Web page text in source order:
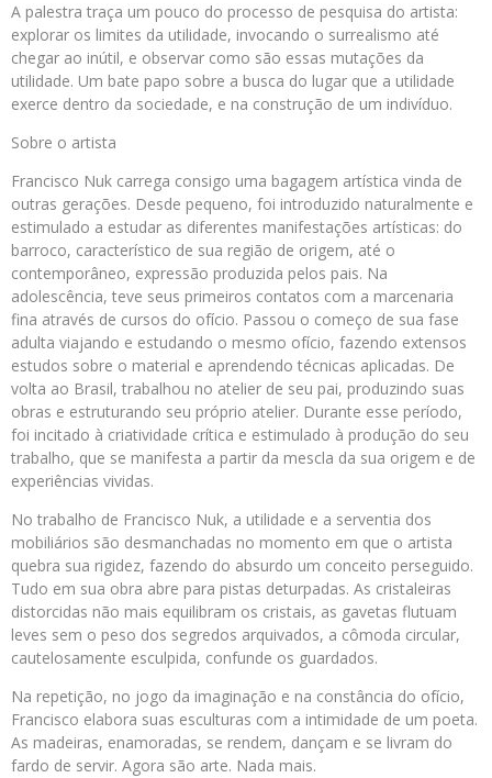
A palestra traça um pouco do processo de pesquisa do artista:
explorar os limites da utilidade, invocando o surrealismo até
chegar ao inútil, e observar como são essas mutações da
utilidade. Um bate papo sobre a busca do lugar que a utilidade
exerce dentro da sociedade, e na construção de um indivíduo.
Sobre o artista
Francisco Nuk carrega consigo uma bagagem artística vinda de
outras gerações. Desde pequeno, foi introduzido naturalmente e
estimulado a estudar as diferentes manifestações artísticas: do
barroco, característico de sua região de origem, até o
contemporâneo, expressão produzida pelos pais. Na
adolescência, teve seus primeiros contatos com a marcenaria
fina através de cursos do ofício. Passou o começo de sua fase
adulta viajando e estudando o mesmo ofício, fazendo extensos
estudos sobre o material e aprendendo técnicas aplicadas. De
volta ao Brasil, trabalhou no atelier de seu pai, produzindo suas
obras e estruturando seu próprio atelier. Durante esse período,
foi incitado à criatividade crítica e estimulado à produção do seu
trabalho, que se manifesta a partir da mescla da sua origem e de
experiências vividas.
No trabalho de Francisco Nuk, a utilidade e a serventia dos
mobiliários são desmanchadas no momento em que o artista
quebra sua rigidez, fazendo do absurdo um conceito perseguido.
Tudo em sua obra abre para pistas deturpadas. As cristaleiras
distorcidas não mais equilibram os cristais, as gavetas flutuam
leves sem o peso dos segredos arquivados, a cômoda circular,
cautelosamente esculpida, confunde os guardados.
Na repetição, no jogo da imaginação e na constância do ofício,
Francisco elabora suas esculturas com a intimidade de um poeta.
As madeiras, enamoradas, se rendem, dançam e se livram do
fardo de servir. Agora são arte. Nada mais.